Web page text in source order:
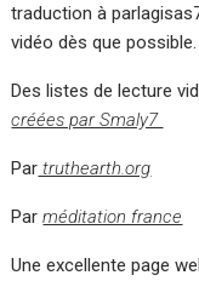
traduction à
vidéo dès que possible.
Des listes de lecture
créées par Smaly7
Par truthearth.org
Parméditation france
Une excellente page